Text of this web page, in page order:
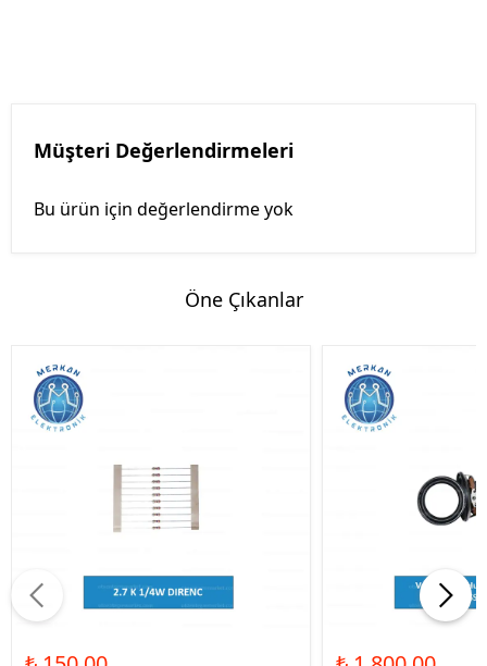
Müşteri Değerlendirmeleri
Bu ürün için değerlendirme yok
Öne Çıkanlar